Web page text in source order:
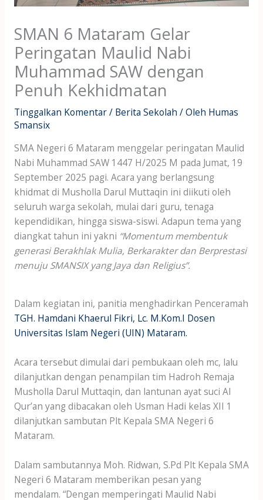
SMAN 6 Mataram Gelar
Peringatan Maulid Nabi
Muhammad SAW dengan
Penuh Kekhidmatan
Tinggalkan Komentar/ Berita Sekolah / Oleh Humas
Smansix
SMA Negeri 6 Mataram menggelar peringatan Maulid
Nabi Muhammad SAW 1447 H/2025 M pada Jumat, 19
September 2025 pagi. Acara yang berlangsung
khidmat di Musholla Darul Muttaqin ini diikuti oleh
seluruh warga sekolah, mulai dari guru, tenaga
kependidikan, hingga siswa-siswi. Adapun tema yang
diangkat tahun ini yakni “Momentum membentuk
generasi Berakhlak Mulia, Berkarakter dan Berprestasi
menuju SMANSIX yang Jaya dan Religius”.
Dalam kegiatan ini, panitia menghadirkan Penceramah
TGH. Hamdani Khaerul Fikri, Lc. M.Kom.I Dosen
Universitas Islam Negeri (UIN) Mataram.
Acara tersebut dimulai dari pembukaan oleh mc, lalu
dilanjutkan dengan penampilan tim Hadroh Remaja
Musholla Darul Muttaqin, dan lantunan ayat suci Al
Qur’an yang dibacakan oleh Usman Hadi kelas XII 1
dilanjutkan sambutan Plt Kepala SMA Negeri 6
Mataram.
Dalam sambutannya Moh. Ridwan, S.Pd Plt Kepala SMA
Negeri 6 Mataram memberikan pesan yang
mendalam. “Dengan memperingati Maulid Nabi